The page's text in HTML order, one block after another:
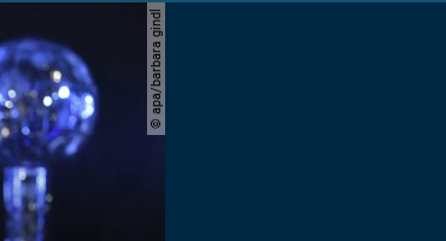
© apa/barbara gindl